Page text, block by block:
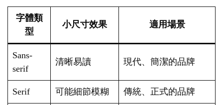
字體類
型
小尺寸效果 適用場景
Sans-
serif
清晰易讀 現代、簡潔的品牌
Serif 可能細節模糊 傳統、正式的品牌